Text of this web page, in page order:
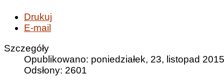
Drukuj
E-mail
Szczegóły
Opublikowano: poniedziałek, 23, listopad
Odsłony: 2601